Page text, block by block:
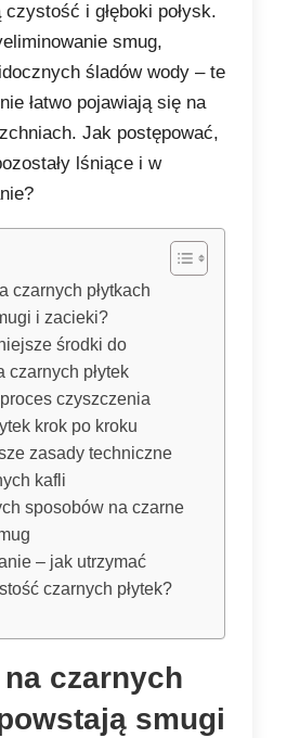
i głęboki połysk.
smug,
śladów wody – te
łatwo pojawiają się na
Jak postępować,
lśniące i w
czarnych płytkach
i zacieki?
środki do
czarnych płytek
czyszczenia
krok po kroku
zasady techniczne
kafli
sposobów na czarne
– jak utrzymać
czarnych płytek?
czarnych
smugi